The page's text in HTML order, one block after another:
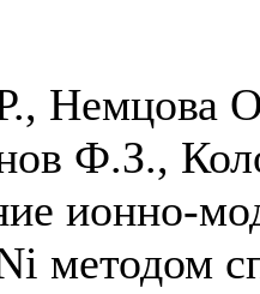
Ф.З.,
ионно-
методом